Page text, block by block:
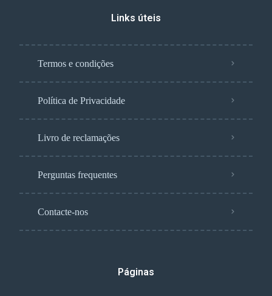
Links úteis
Termos e condições
Política de Privacidade
Livro de reclamações
Perguntas frequentes
Contacte-nos
Páginas